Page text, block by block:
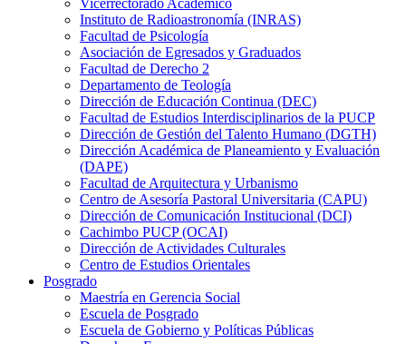
Vicerrectorado Académico
Instituto de Radioastronomía (INRAS)
Facultad de Psicología
Asociación de Egresados y Graduados
Facultad de Derecho 2
Departamento de Teología
Dirección de Educación Continua (DEC)
Facultad de Estudios Interdisciplinarios de la PUCP
Dirección de Gestión del Talento Humano (DGTH)
Dirección Académica de Planeamiento y Evaluación
(DAPE)
Facultad de Arquitectura y Urbanismo
Centro de Asesoría Pastoral Universitaria (CAPU)
Dirección de Comunicación Institucional (DCI)
Cachimbo PUCP (OCAI)
Dirección de Actividades Culturales
Centro de Estudios Orientales
Posgrado
Maestría en Gerencia Social
Escuela de Posgrado
Escuela de Gobierno y Políticas Públicas